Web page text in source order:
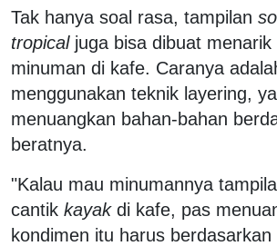
Tak hanya soal rasa, tampilan
tropicaljuga bisa dibuat menarik
minuman di kafe. Caranya
menggunakan teknik layering,
menuangkan bahan-bahan
beratnya.
"Kalau mau minumannya
cantik kayakdi kafe, pas
kondimen itu harus berdasarkan